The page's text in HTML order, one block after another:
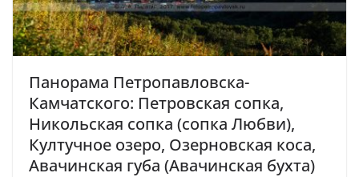
Панорама Петропавловска-
Камчатского: Петровская сопка,
Никольская сопка (сопка Любви),
Култучное озеро, Озерновская коса,
Авачинская губа (Авачинская бухта)